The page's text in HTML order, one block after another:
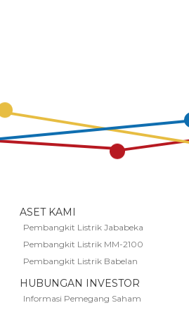
ASET KAMI
Pembangkit Listrik Jababeka
Pembangkit Listrik MM-2100
Pembangkit Listrik Babelan
HUBUNGAN INVESTOR
Informasi Pemegang Saham